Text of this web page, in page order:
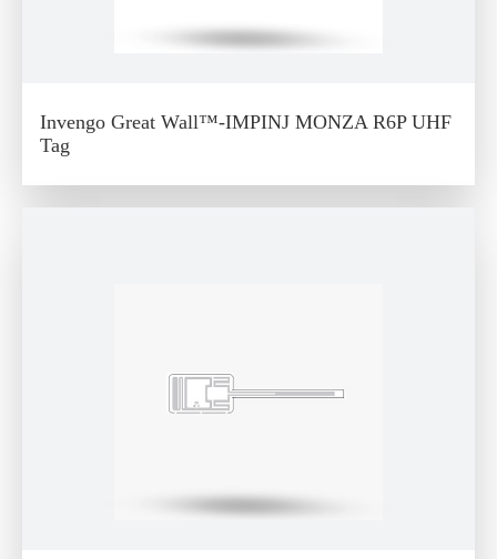
Invengo Great Wall™-IMPINJ MONZA R6P UHF
Tag